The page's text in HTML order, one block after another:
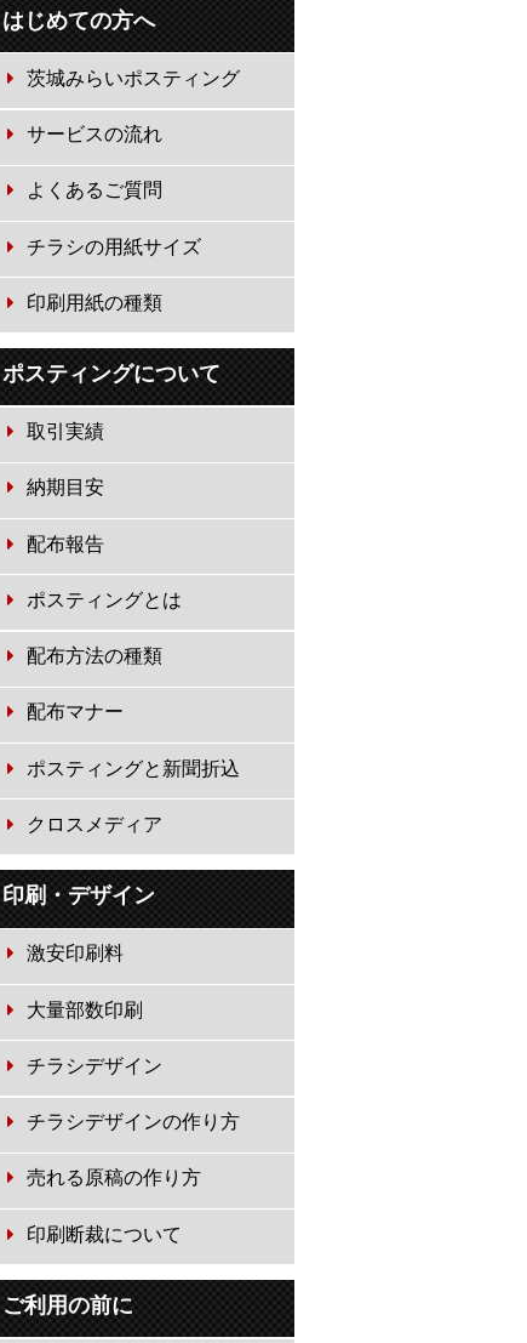
はじめての方へ
茨城みらいポスティング
サービスの流れ
よくあるご質問
チラシの用紙サイズ
印刷用紙の種類
ポスティングについて
取引実績
納期目安
配布報告
ポスティングとは
配布方法の種類
配布マナー
ポスティングと新聞折込
クロスメディア
印刷・デザイン
激安印刷料
大量部数印刷
チラシデザイン
チラシデザインの作り方
売れる原稿の作り方
印刷断裁について
ご利用の前に